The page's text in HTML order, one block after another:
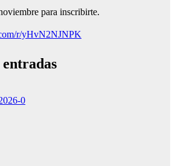
para inscribirte.
r/yHvN2NJNPK
entradas
0